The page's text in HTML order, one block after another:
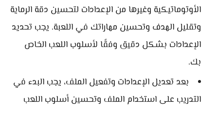
الأوتوماتيكية وغيرها من الإعدادات لتحسين دقة الرماية
وتقليل الهدف وتحسين مهاراتك في اللعبة. يجب تحديد
الإعدادات بشكل دقيق وفقًا لأسلوب اللعب الخاص
بك.
بعد تعديل الإعدادات وتفعيل الملف، يجب البدء في
التدريب على استخدام الملف وتحسين أسلوب اللعب